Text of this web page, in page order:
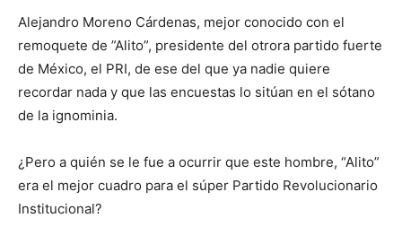
Alejandro Moreno Cárdenas, mejor conocido con el
remoquete de ”Alito”, presidente del otrora partido fuerte
de México, el PRI, de ese del que ya nadie quiere
recordar nada y que las encuestas lo sitúan en el sótano
de la ignominia.
¿Pero a quién se le fue a ocurrir que este hombre, “Alito”
era el mejor cuadro para el súper Partido Revolucionario
Institucional?